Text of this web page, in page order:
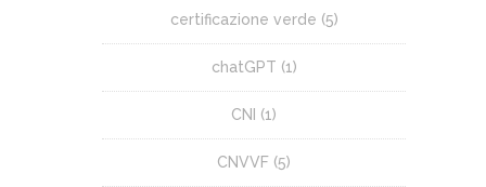
certificazione verde (5)
chatGPT (1)
CNI (1)
CNVVF (5)